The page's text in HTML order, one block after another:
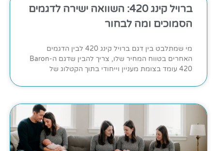
ברויל קינג 420: השוואה ישירה לדגמים
הסמוכים ומה לבחור
מי שמתלבט בין דגם ברויל קינג 420 לבין הדגמים
האחרים בטווח המחיר שלו, צריך להבין שדגם ה-Baron
420 עומד בצומת מעניין וייחודי בתוך הקטלוג של